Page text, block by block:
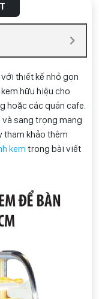
với thiết kế nhỏ gọn
hữu hiệu cho
hoặc các quán cafe.
sang trọng mang
tham khảo thêm
kem trong bài viết